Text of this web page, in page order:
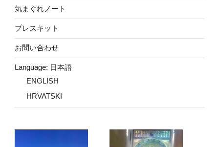
気まぐれノート
プレスキット
お問い合わせ
Language: 日本語
ENGLISH
HRVATSKI